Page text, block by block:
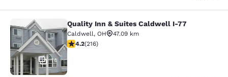
Quality Inn & Suites Caldwell I-77
14
Quality Inn & Suites Caldwell I-77
Caldwell, OH
47.09 km
classificação 4.17 estrelas. Muito bom. 216 avaliações
4.2(216)